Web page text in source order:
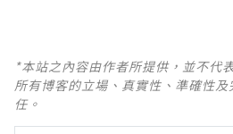
*本站之內容由作者所提供，並不代
所有博客的立場、真實性、準確性
任。